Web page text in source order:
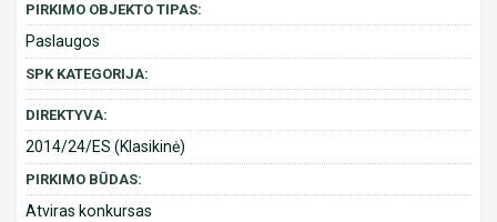
PIRKIMO OBJEKTO TIPAS:
Paslaugos
SPK KATEGORIJA:
DIREKTYVA:
2014/24/ES (Klasikinė)
PIRKIMO BŪDAS:
Atviras konkursas